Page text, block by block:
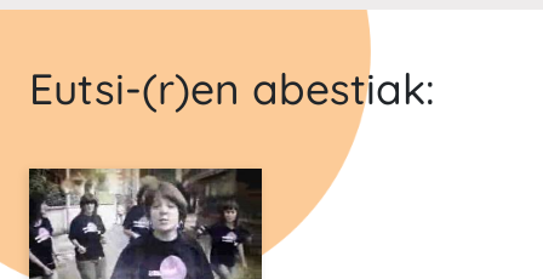
Eutsi-(r)en abestiak: